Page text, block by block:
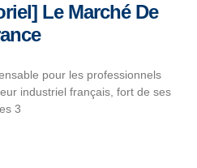
Le Marché De
pour les professionnels
industriel français, fort de ses
3